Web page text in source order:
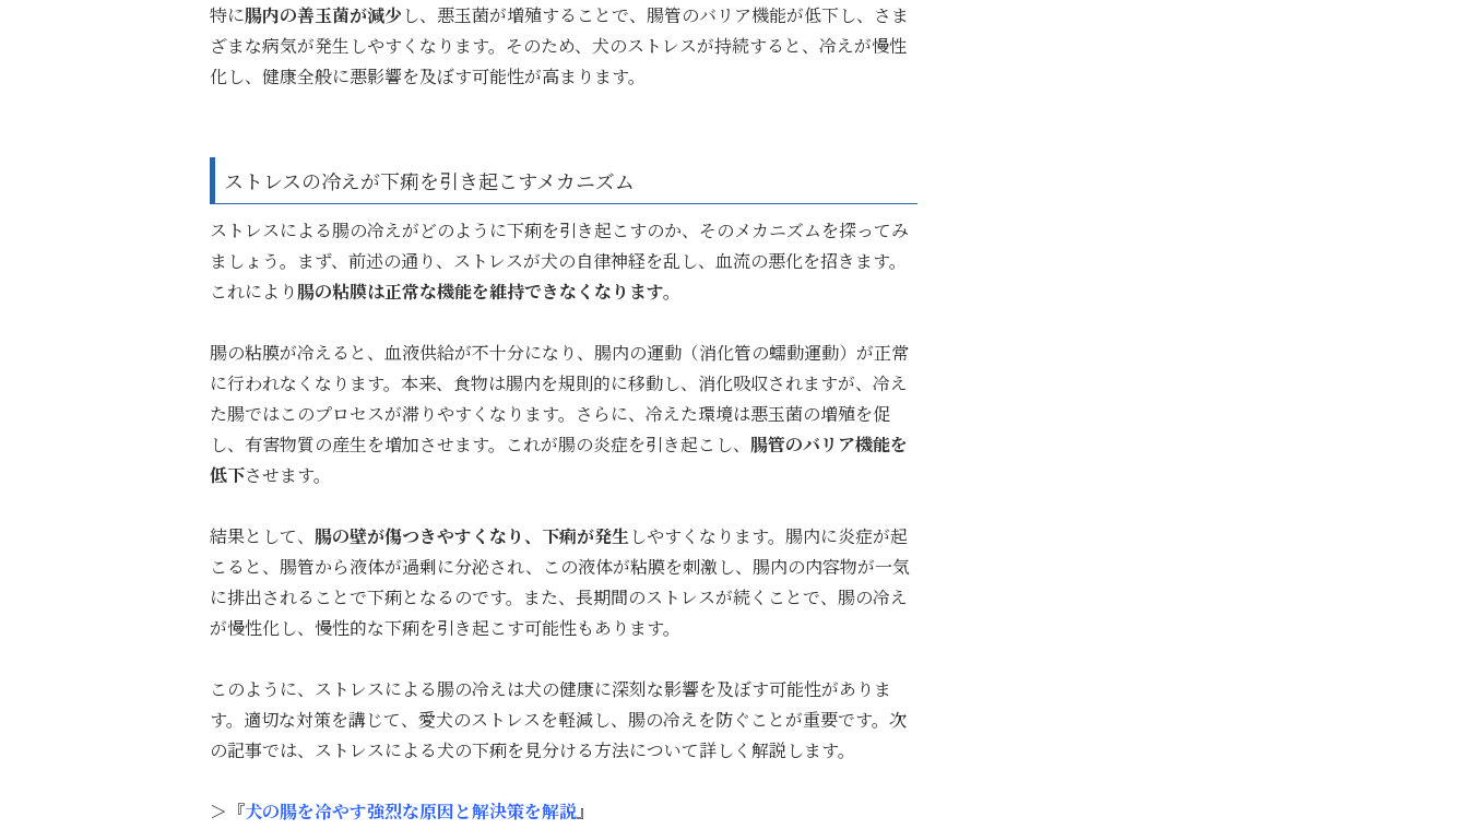
特に腸内の善玉菌が減少 し、悪玉菌が増殖することで、腸管のバリア機能が低下し、さま
ざまな病気が発生しやすくなります。そのため、犬のストレスが持続すると、冷えが慢性
化し、健康全般に悪影響を及ぼす可能性が高まります。
ストレスの冷えが下痢を引き起こすメカニズム
ストレスによる腸の冷えがどのように下痢を引き起こすのか、そのメカニズムを探ってみ
ましょう。まず、前述の通り、ストレスが犬の自律神経を乱し、血流の悪化を招きます。
これにより 腸の粘膜は正常な機能を維持できなくなります。
腸の粘膜が冷えると、血液供給が不十分になり、腸内の運動（消化管の蠕動運動）が正常
に行われなくなります。本来、食物は腸内を規則的に移動し、消化吸収されますが、冷え
た腸ではこのプロセスが滞りやすくなります。さらに、冷えた環境は悪玉菌の増殖を促
し、有害物質の産生を増加させます。これが腸の炎症を引き起こし、 腸管のバリア機能を
低下させます。
結果として、 腸の壁が傷つきやすくなり、下痢が発生 しやすくなります。腸内に炎症が起
こると、腸管から液体が過剰に分泌され、この液体が粘膜を刺激し、腸内の内容物が一気
に排出されることで下痢となるのです。また、長期間のストレスが続くことで、腸の冷え
が慢性化し、慢性的な下痢を引き起こす可能性もあります。
このように、ストレスによる腸の冷えは犬の健康に深刻な影響を及ぼす可能性がありま
す。適切な対策を講じて、愛犬のストレスを軽減し、腸の冷えを防ぐことが重要です。次
の記事では、ストレスによる犬の下痢を見分ける方法について詳しく解説します。
＞『犬の腸を冷やす強烈な原因と解決策を解説』